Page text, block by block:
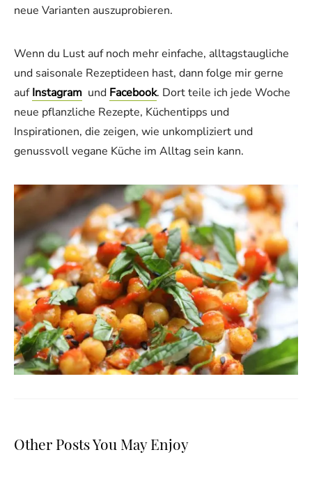
neue Varianten auszuprobieren.
Wenn du Lust auf noch mehr einfache, alltagstaugliche
und saisonale Rezeptideen hast, dann folge mir gerne
aufInstagram und Facebook. Dort teile ich jede Woche
neue pflanzliche Rezepte, Küchentipps und
Inspirationen, die zeigen, wie unkompliziert und
genussvoll vegane Küche im Alltag sein kann.
Other Posts You May Enjoy